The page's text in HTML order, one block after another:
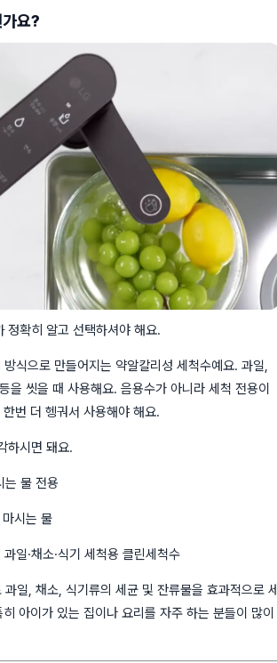
요?
정확히 알고 선택하셔야 해요.
식으로 만들어지는 약알칼리성 세척수예요. 과일,
을 씻을 때 사용해요. 음용수가 아니라 세척 전용이
번 더 헹궈서 사용해야 해요.
하시면 돼요.
물 전용
시는 물
일·채소·식기 세척용 클린세척수
일, 채소, 식기류의 세균 및 잔류물을 효과적으로 세
아이가 있는 집이나 요리를 자주 하는 분들이 많이